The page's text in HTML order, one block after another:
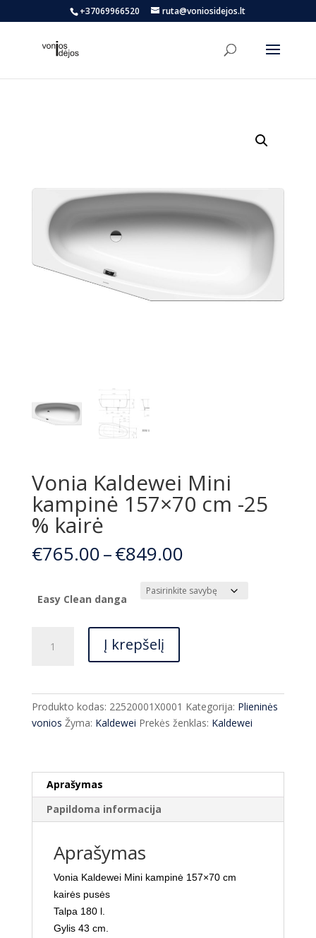
+37069966520 ruta@voniosidejos.lt
Vonia Kaldewei Mini
kampinė 157×70 cm -25
% kairė
€765.00–€849.00Price
€765.00
through
Easy Clean danga
kiekis:
kampinė
kairė
Į krepšelį
Produkto kodas: 22520001X0001 Kategorija: Plieninės
vonios Žyma: Kaldewei Prekės ženklas: Kaldewei
Aprašymas
Papildoma informacija
Aprašymas
Vonia Kaldewei Mini kampinė 157×70 cm
kairės pusės
Talpa 180 l.
Gylis 43 cm.